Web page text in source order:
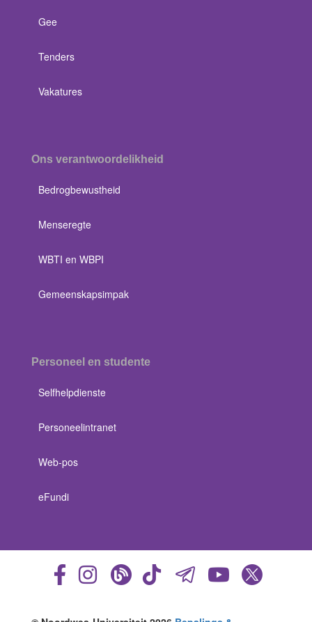
Gee
Tenders
Vakatures
Ons verantwoordelikheid
Bedrogbewustheid
Menseregte
WBTI en WBPI
Gemeenskapsimpak
Personeel en studente
Selfhelpdienste
Personeelintranet
Web-pos
eFundi